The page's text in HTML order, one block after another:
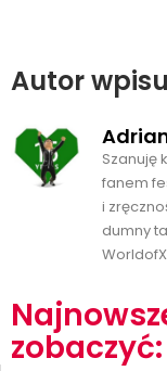
Autor
Szanuję
fanem
i
dumny
zobaczyć: